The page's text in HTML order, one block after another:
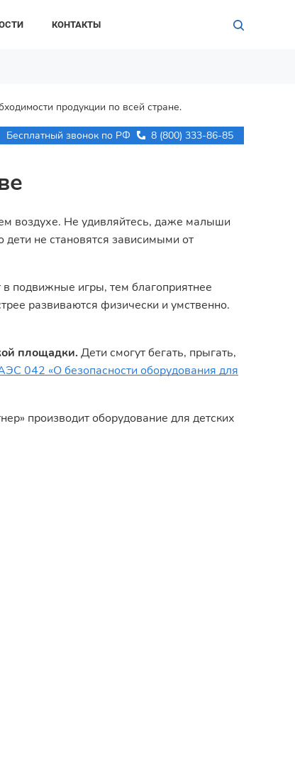
КОНТАКТЫ
продукции по всей стране.
Бесплатный звонок по РФ 8 (800) 333-86-85
воздухе. Не удивляйтесь, даже малыши
не становятся зависимыми от
подвижные игры, тем благоприятнее
развиваются физически и умственно.
площадки. Дети смогут бегать, прыгать,
042 «О безопасности оборудования для
производит оборудование для детских